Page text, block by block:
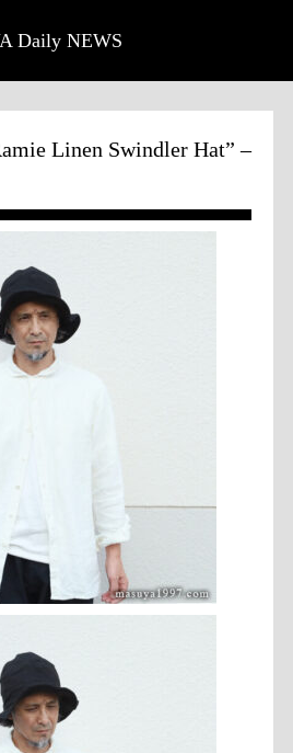
Daily NEWS
Linen Swindler Hat” –